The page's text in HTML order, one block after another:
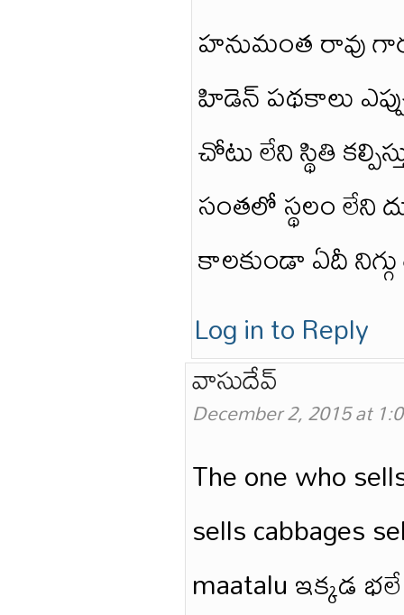
హనుమంత రావు
హిడెన్ పథకాలు
చోటు లేని స్థితి
సంతలో స్థలం లేని
కాలకుండా ఏదీ
Log in to Reply
వాసుదేవ్
December 2, 2015 at
The one who
sells cabbages
maatalu ఇక్కడ